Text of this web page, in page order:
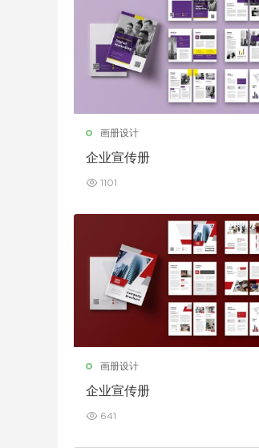
画册设计
企业宣传册
1101
画册设计
企业宣传册
641